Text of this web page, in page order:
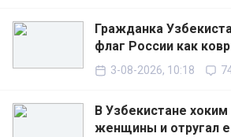
Гражданка
флаг России как
3-08-2026, 10:18
В Узбекистане
женщины и отругал